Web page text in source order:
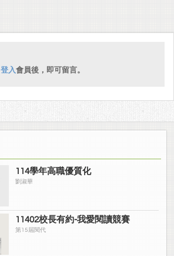
登入會員後，即可留言。
114學年高職優質化
劉淑華
11402校長有約-我愛閱讀競賽
第15屆閱代